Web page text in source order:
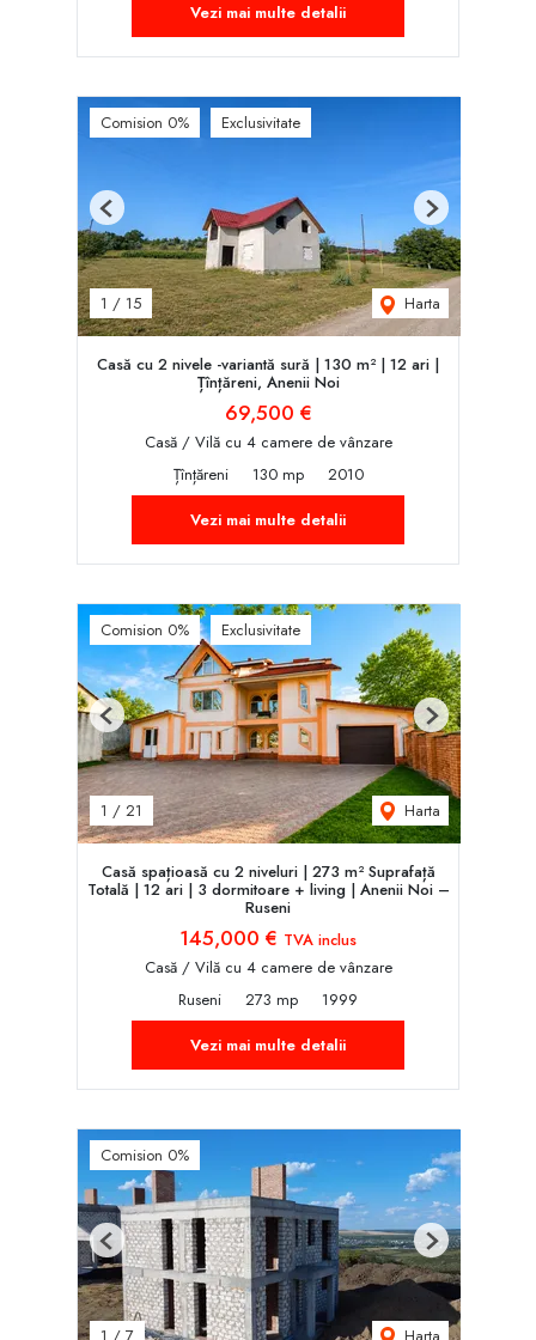
Vezi mai multe detalii
Comision 0% Exclusivitate
1 / 15 Harta
Previous Next
Casă cu 2 nivele -variantă sură | 130 m² | 12 ari |
Țînțăreni, Anenii Noi
69,500 €
Casă / Vilă cu 4 camere de vânzare
Țînțăreni
130 mp
2010
Vezi mai multe detalii
Comision 0% Exclusivitate
1 / 21 Harta
Previous Next
Casă spațioasă cu 2 niveluri | 273 m² Suprafață
Totală | 12 ari | 3 dormitoare + living | Anenii Noi –
Ruseni
145,000 € TVA inclus
Casă / Vilă cu 4 camere de vânzare
Ruseni
273 mp
1999
Vezi mai multe detalii
Comision 0%
Previous Next